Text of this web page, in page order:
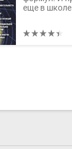
еще в школе